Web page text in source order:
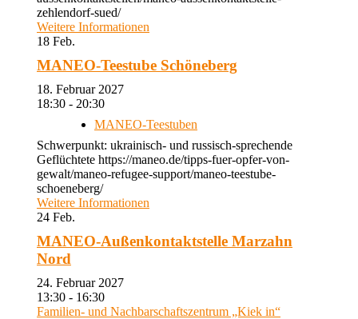
zehlendorf-sued/
Weitere Informationen
18 Feb.
MANEO-Teestube Schöneberg
18. Februar 2027
18:30 - 20:30
MANEO-Teestuben
Schwerpunkt: ukrainisch- und russisch-sprechende
Geflüchtete https://maneo.de/tipps-fuer-opfer-von-
gewalt/maneo-refugee-support/maneo-teestube-
schoeneberg/
Weitere Informationen
24 Feb.
MANEO-Außenkontaktstelle Marzahn
Nord
24. Februar 2027
13:30 - 16:30
Familien- und Nachbarschaftszentrum „Kiek in“